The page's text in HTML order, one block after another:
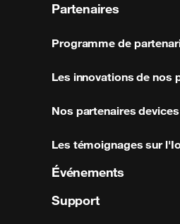
Partenaires
Programme de
Les innovations de nos
Nos partenaires devices
Les témoignages sur
Événements
Support